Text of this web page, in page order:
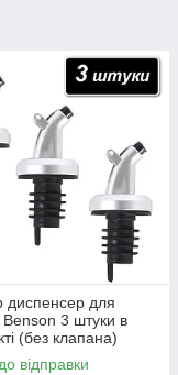
диспенсер для
3 штуки в
(без клапана)
відправки